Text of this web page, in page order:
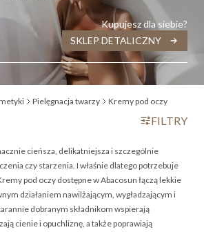
Kupujesz dla siebie?
SKLEP DETALICZNY
Pielęgnacja twarzy Kremy pod oczy
FILTRY
cieńsza, delikatniejsza i szczególnie
czy starzenia. I właśnie dlatego potrzebuje
pod oczy dostępne w Abacosun łączą lekkie
działaniem nawilżającym, wygładzającym i
dobranym składnikom wspierają
cienie i opuchliznę, a także poprawiają